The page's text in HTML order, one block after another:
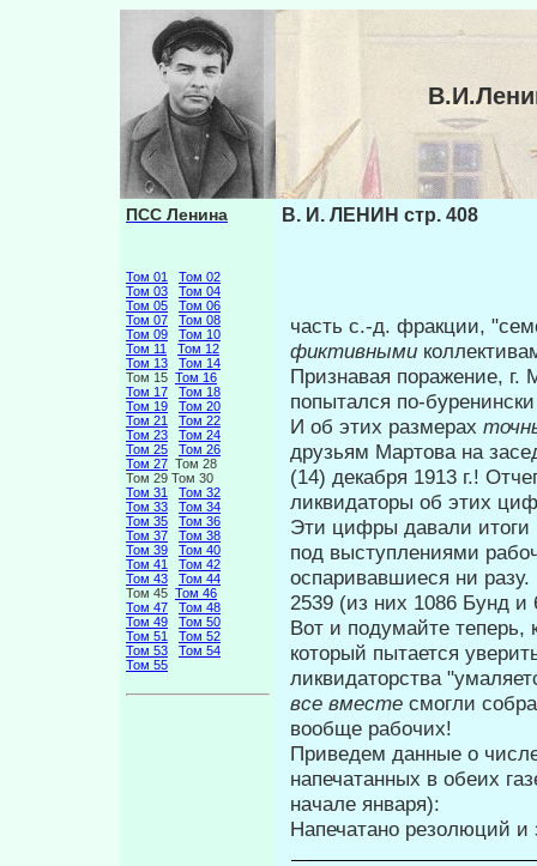
ПСС Ленина
Том 01
Том 02
Том 03
Том 04
Том 05
Том 06
Том 07
Том 08
Том 09
Том 10
Том 11
Том 12
Том 13
Том 14
Том 15 Том 16
Том 17
Том 18
Том 19
Том 20
Том 21
Том 22
Том 23
Том 24
Том 25
Том 26
Том 27 Том 28
Том 29 Том 30
Том 31
Том 32
Том 33
Том 34
Том 35
Том 36
Том 37
Том 38
Том 39
Том 40
Том 41
Том 42
Том 43
Том 44
Том 45 Том 46
Том 47
Том 48
Том 49
Том 50
Том 51
Том 52
Том 53
Том 54
Том 55
В. И. ЛЕНИН стр. 408
часть с.-д. фракции,
фиктивными
Признавая поражение, г.
попытался по-
И об этих размерах
друзьям Мартова на
(14) декабря 1913 г.!
ликвидаторы об этих
Эти цифры давали итоги
под выступлениями
оспаривавшиеся ни разу.
2539 (из них 1086 Бунд и
Вот и подумайте теперь,
который пытается
ликвидаторства
все вместе смогли
вообще рабочих!
Приведем данные о
напечатанных в обеих
начале января):
Напечатано резолюций